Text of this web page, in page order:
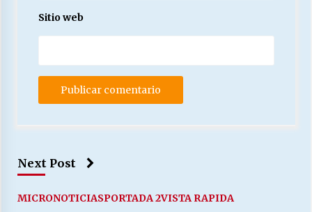
Sitio web
Next Post
MICRONOTICIASPORTADA 2VISTA RAPIDA